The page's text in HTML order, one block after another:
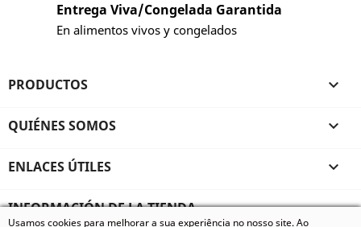
Entrega Viva/Congelada Garantida
En alimentos vivos y congelados
PRODUCTOS 
QUIÉNES SOMOS 
ENLACES ÚTILES 
INFORMACIÓN DE LA TIENDA
Usamos cookies para melhorar a sua experiência no nosso site. Ao